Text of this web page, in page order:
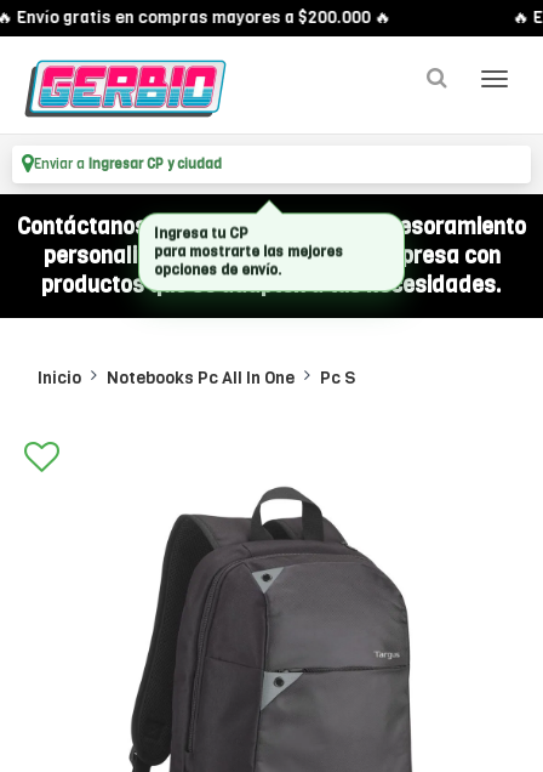
Envío gratis en compras mayores a $200.000 🔥 🔥
Enviar a Ingresar CP y ciudad
Contáctanos por WhatsApp y recibí asesoramiento
personalizado para equipar a tu empresa con
productos que se adapten a tus necesidades.
Inicio Notebooks Pc All In One Pc S